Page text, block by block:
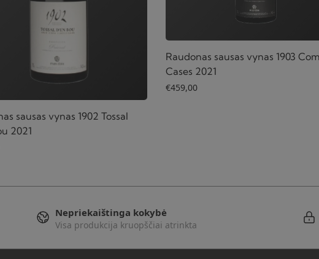
sausas vynas 1902 Tossal
2021
Raudonas sausas vynas 1903
Cases 2021
€459,00
Nepriekaištinga kokybė
Visa produkcija kruopščiai atrinkta